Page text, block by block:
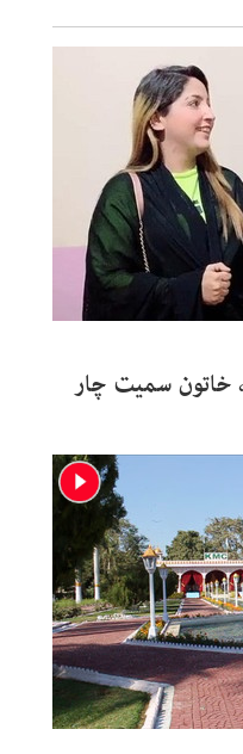
خاتون سمیت چار